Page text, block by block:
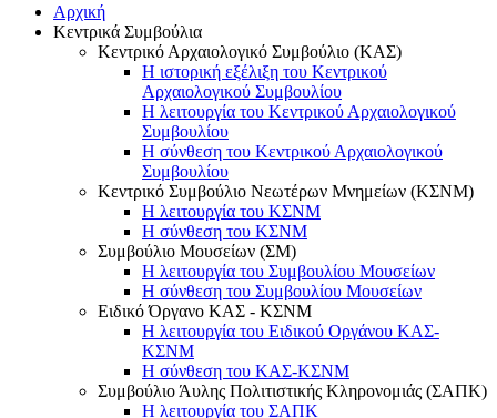
Αρχική
Κεντρικά Συμβούλια
Κεντρικό Αρχαιολογικό Συμβούλιο (ΚΑΣ)
Η ιστορική εξέλιξη του Κεντρικού
Αρχαιολογικού Συμβουλίου
Η λειτουργία του Κεντρικού Αρχαιολογικού
Συμβουλίου
Η σύνθεση του Κεντρικού Αρχαιολογικού
Συμβουλίου
Κεντρικό Συμβούλιο Νεωτέρων Μνημείων (ΚΣΝΜ)
Η λειτουργία του ΚΣΝΜ
Η σύνθεση του ΚΣΝΜ
Συμβούλιο Μουσείων (ΣΜ)
Η λειτουργία του Συμβουλίου Μουσείων
Η σύνθεση του Συμβουλίου Μουσείων
Ειδικό Όργανο ΚΑΣ - ΚΣΝΜ
Η λειτουργία του Ειδικού Οργάνου ΚΑΣ-
ΚΣΝΜ
Η σύνθεση του ΚΑΣ-ΚΣΝΜ
Συμβούλιο Άυλης Πολιτιστικής Κληρονομιάς (ΣΑΠΚ)
Η λειτουργία του ΣΑΠΚ